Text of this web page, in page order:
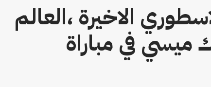
الاخيرة ،العالم
في مباراة